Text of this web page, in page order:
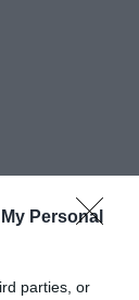
Personal
parties, or